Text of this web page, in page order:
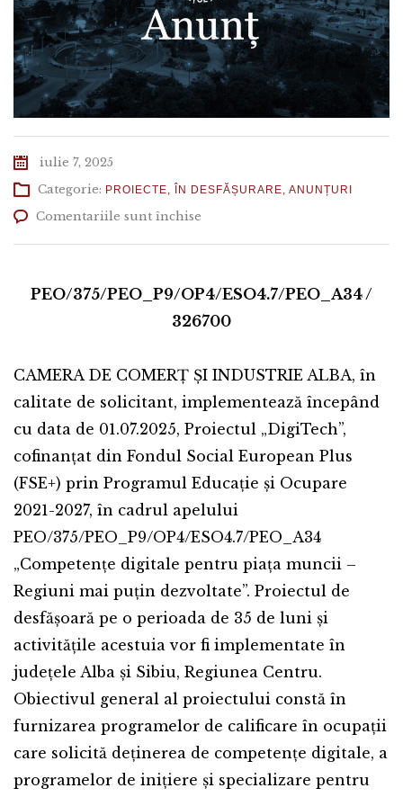
iulie 7, 2025
Categorie: PROIECTE, ÎN DESFĂȘURARE, ANUNȚURI
Comentariile sunt închise
A
”DigiTech”
PEO/375/PEO_P9/OP4/ESO4.7/PEO_A34 /
326700
CAMERA DE COMERȚ ȘI INDUSTRIE ALBA, în
calitate de solicitant, implementează începând
cu data de 01.07.2025, Proiectul „DigiTech”,
cofinanţat din Fondul Social European Plus
(FSE+) prin Programul Educație și Ocupare
2021-2027, în cadrul apelului
PEO/375/PEO_P9/OP4/ESO4.7/PEO_A34
„Competențe digitale pentru piața muncii –
Regiuni mai puțin dezvoltate”. Proiectul de
desfășoară pe o perioada de 35 de luni și
activitățile acestuia vor fi implementate în
județele Alba și Sibiu, Regiunea Centru.
Obiectivul general al proiectului constă în
furnizarea programelor de calificare în ocupații
care solicită deținerea de competențe digitale, a
programelor de inițiere și specializare pentru